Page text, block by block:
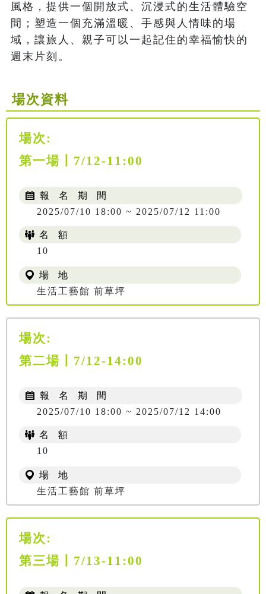
風格，提供一個開放式、沉浸式的生活體驗空
間；塑造一個充滿溫暖、手感與人情味的場
域，讓旅人、親子可以一起記住的幸福愉快的
週末片刻。
場次資料
場次:
第一場〡7/12-11:00
報 名 期 間
2025/07/10 18:00 ~ 2025/07/12 11:00
名 額
10
場 地
生活工藝館 前草坪
場次:
第二場〡7/12-14:00
報 名 期 間
2025/07/10 18:00 ~ 2025/07/12 14:00
名 額
10
場 地
生活工藝館 前草坪
場次:
第三場〡7/13-11:00